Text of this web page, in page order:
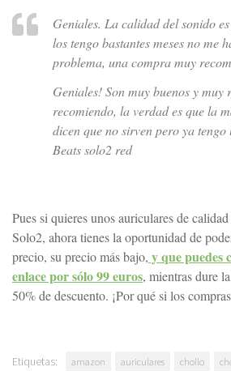
Geniales. La calidad del sonido
los tengo bastantes meses no me
problema, una compra muy
Geniales! Son muy buenos y muy
recomiendo, la verdad es que la
dicen que no sirven pero ya
Beats solo2 red
Pues si quieres unos auriculares de
Solo2, ahora tienes la oportunidad de
precio, su precio más bajo, y que puedes
enlace por sólo 99 euros, mientras dure
50% de descuento. ¡Por qué si los
Etiquetas: amazon auriculares chollo